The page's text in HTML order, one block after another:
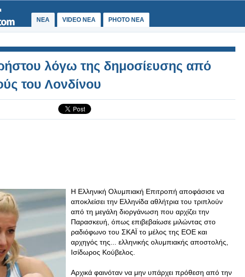
ΝΕΑ VIDEO NEA PHOTO NEA
λόγω της δημοσίευσης από
του Λονδίνου
Η Ελληνική Ολυμπιακή Επιτροπή αποφάσισε να
αποκλείσει την Ελληνίδα αθλήτρια του τριπλούν
από τη μεγάλη διοργάνωση που αρχίζει την
Παρασκευή, όπως επιβεβαίωσε μιλώντας στο
ραδιόφωνο του ΣΚΑΪ το μέλος της ΕΟΕ και
αρχηγός της... ελληνικής ολυμπιακής αποστολής,
Ισίδωρος Κούβελος.
Αρχικά φαινόταν να μην υπάρχει πρόθεση από την